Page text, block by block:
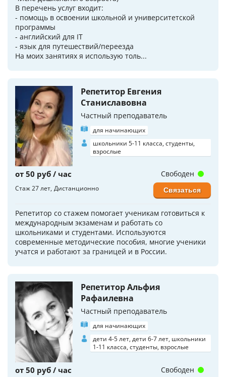
В перечень услуг входит:
- помощь в освоении школьной и университетской
программы
- английский для IT
- язык для путешествий/переезда
На моих занятиях я использую толь...
Репетитор Евгения
Станиславовна
Частный преподаватель
для начинающих
школьники 5-11 класса, студенты,
взрослые
от 50 руб / час
Стаж 27 лет Дистанционно
Репетитор со стажем помогает ученикам готовиться к
международным экзаменам и работать со
школьниками и студентами. Используются
современные методические пособия, многие ученики
учатся и работают за границей и в России.
Свободен
Связаться
Репетитор Альфия
Рафаилевна
Частный преподаватель
для начинающих
дети 4-5 лет, дети 6-7 лет, школьники
1-11 класса, студенты, взрослые
от 50 руб / час Свободен